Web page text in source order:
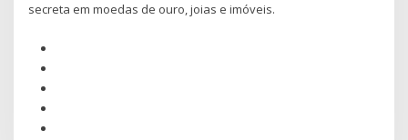
secreta em moedas de ouro, joias e imóveis.